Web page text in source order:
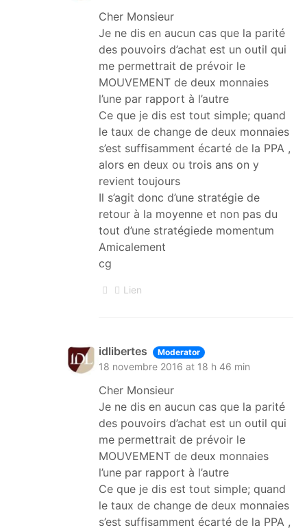
Cher Monsieur
Je ne dis en aucun cas que la parité
des pouvoirs d’achat est un outil qui
me permettrait de prévoir le
MOUVEMENT de deux monnaies
l’une par rapport à l’autre
Ce que je dis est tout simple; quand
le taux de change de deux monnaies
s’est suffisamment écarté de la PPA ,
alors en deux ou trois ans on y
revient toujours
Il s’agit donc d’une stratégie de
retour à la moyenne et non pas du
tout d’une stratégiede momentum
Amicalement
cg
Lien
idlibertes Moderator
18 novembre 2016 at 18 h 46 min
Cher Monsieur
Je ne dis en aucun cas que la parité
des pouvoirs d’achat est un outil qui
me permettrait de prévoir le
MOUVEMENT de deux monnaies
l’une par rapport à l’autre
Ce que je dis est tout simple; quand
le taux de change de deux monnaies
s’est suffisamment écarté de la PPA ,